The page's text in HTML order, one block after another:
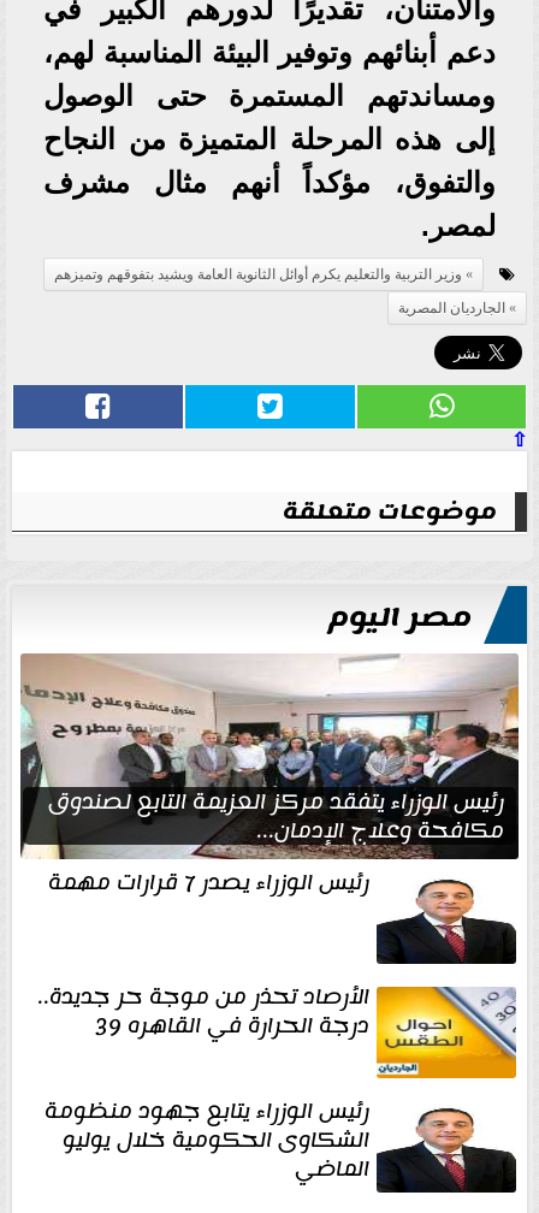
والامتنان، تقديرًا لدورهم الكبير في
دعم أبنائهم وتوفير البيئة المناسبة لهم،
ومساندتهم المستمرة حتى الوصول
إلى هذه المرحلة المتميزة من النجاح
والتفوق، مؤكداً أنهم مثال مشرف
لمصر.
وزير التربية والتعليم يكرم أوائل الثانوية العامة ويشيد بتفوقهم وتميزهم
الجارديان المصرية
⇧
موضوعات متعلقة
مصر اليوم
رئيس الوزراء يتفقد مركز العزيمة التابع لصندوق
مكافحة وعلاج الإدمان...
رئيس الوزراء يصدر 7 قرارات مهمة
الأرصاد تحذر من موجة حر جديدة..
درجة الحرارة في القاهره 39
رئيس الوزراء يتابع جهود منظومة
الشكاوى الحكومية خلال يوليو
الماضي